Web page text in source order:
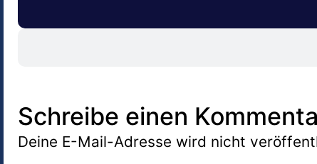
Schreibe einen
Deine E-Mail-Adresse wird nicht